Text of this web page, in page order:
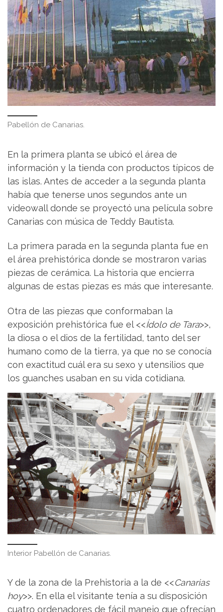
Pabellón de Canarias.
En la primera planta se ubicó el área de
información y la tienda con productos típicos de
las islas. Antes de acceder a la segunda planta
había que tenerse unos segundos ante un
videowall donde se proyectó una película sobre
Canarias con música de Teddy Bautista.
La primera parada en la segunda planta fue en
el área prehistórica donde se mostraron varias
piezas de cerámica. La historia que encierra
algunas de estas piezas es más que interesante.
Otra de las piezas que conformaban la
exposición prehistórica fue el <<Ídolo de Tara>>,
la diosa o el dios de la fertilidad, tanto del ser
humano como de la tierra, ya que no se conocía
con exactitud cuál era su sexo y utensilios que
los guanches usaban en su vida cotidiana.
Interior Pabellón de Canarias.
Y de la zona de la Prehistoria a la de <<Canarias
hoy>>. En ella el visitante tenía a su disposición
cuatro ordenadores de fácil manejo que ofrecían